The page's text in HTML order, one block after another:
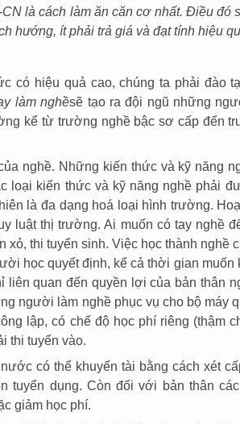
là cách làm ăn căn cơ nhất. Điều đó
hướng, ít phải trả giá và đạt tính hiệu
có hiệu quả cao, chúng ta phải đào
làm nghềsẽ tạo ra đội ngũ những
kể từ trường nghề bậc sơ cấp đến
nghề. Những kiến thức và kỹ năng
loại kiến thức và kỹ năng nghề phải
là đa dạng hoá loại hình trường.
luật thị trường. Ai muốn có tay nghề
xỏ, thi tuyển sinh. Việc học thành nghề
học quyết định, kể cả thời gian muốn
quan đến quyền lợi của bản thân
người làm nghề phục vụ cho bộ máy
lập, có chế độ học phí riêng (thậm
thi tuyển vào.
có thể khuyến tài bằng cách xét
tuyển dụng. Còn đối với bản thân
giảm học phí.